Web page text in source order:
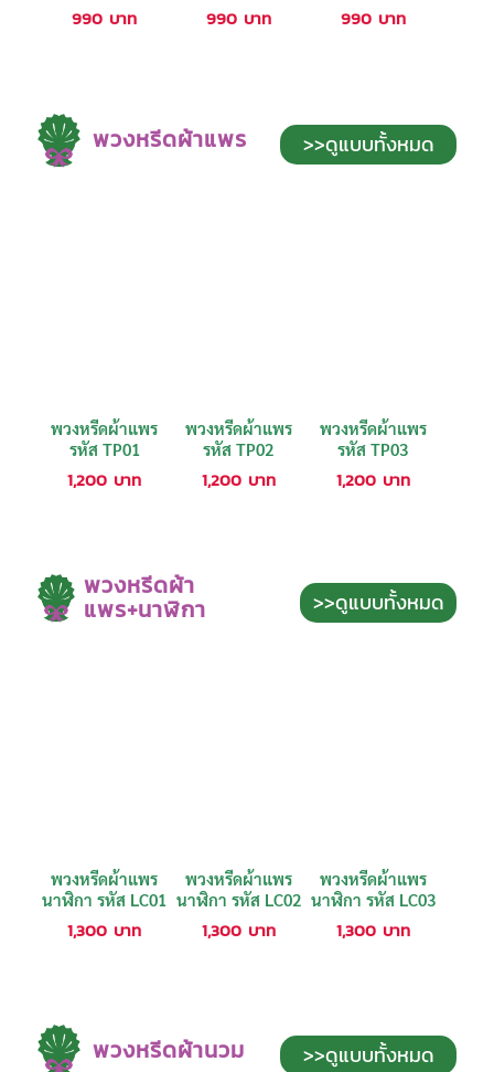
990 บาท 990 บาท 990 บาท
พวงหรีดผ้าแพร >>ดูแบบทั้งหมด
พวงหรีดผ้าแพร
รหัส TP01
1,200 บาท
พวงหรีดผ้าแพร
รหัส TP02
1,200 บาท
พวงหรีดผ้าแพร
รหัส TP03
1,200 บาท
พวงหรีดผ้า
แพร+นาฬิกา >>ดูแบบทั้งหมด
พวงหรีดผ้าแพร
นาฬิกา รหัส LC01
1,300 บาท
พวงหรีดผ้าแพร
นาฬิกา รหัส LC02
1,300 บาท
พวงหรีดผ้าแพร
นาฬิกา รหัส LC03
1,300 บาท
พวงหรีดผ้านวม >>ดูแบบทั้งหมด